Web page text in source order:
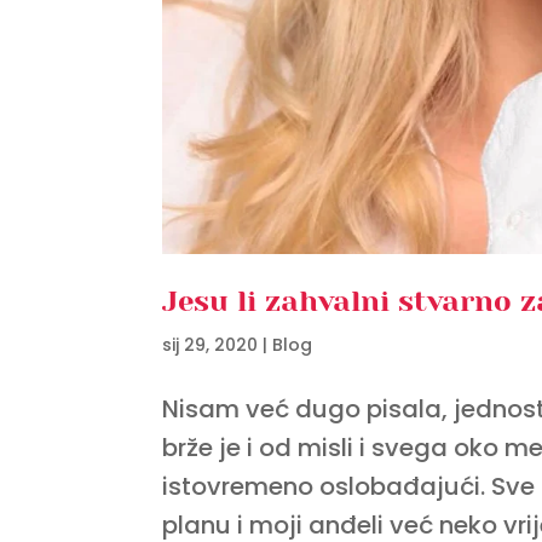
Jesu li zahvalni stvarno
sij 29, 2020 | Blog
Nisam već dugo pisala,
brže je i od misli i svega oko
istovremeno oslobađajući.
planu i moji anđeli već neko